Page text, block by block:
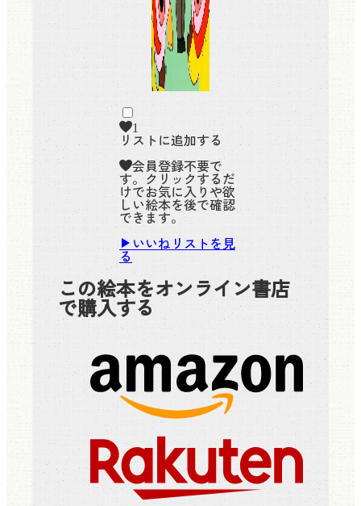
1
リストに追加する
会員登録不要で
す。クリックするだ
けでお気に入りや欲
しい絵本を後で確認
できます。
いいねリストを見
る
この絵本をオンライン書店
で購入する